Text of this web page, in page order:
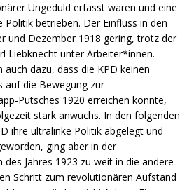
Ungeduld erfasst waren und eine
Politik betrieben. Der Einfluss in den
und Dezember 1918 gering, trotz der
Liebknecht unter Arbeiter*innen.
dazu, dass die KPD keinen
auf die Bewegung zur
Putsches 1920 erreichen konnte,
stark anwuchs. In den folgenden
ihre ultralinke Politik abgelegt und
ging aber in der
Jahres 1923 zu weit in die andere
Schritt zum revolutionären Aufstand